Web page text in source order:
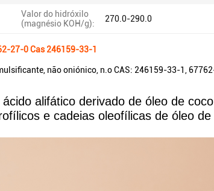
Valor do hidróxilo
(magnésio KOH/g):
270.0-290.0
27-0 Cas 246159-33-1
não oniónico, n.o CAS: 246159-33-1,
alifático derivado de óleo de
e cadeias oleofílicas de óleo